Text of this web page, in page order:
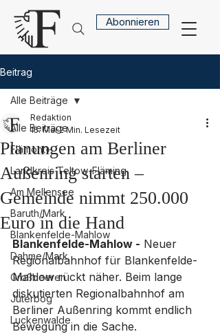
Abonnieren
Beitrag
Alle Beiträge
Flämont+
Landkreis Teltow-Fläming
Am Mellensee
Baruth/Mark
Blankenfelde-Mahlow
Dahme/Mark
Großbeeren
Jüterbog
Luckenwalde
Alle Beiträge
Planungen am Berliner
Außenring starten –
Gemeinde nimmt 250.000
Euro in die Hand
Redaktion
15. Mai 2 Min. Lesezeit
Blankenfelde-Mahlow - Neuer
Regionalbahnhof für Blankenfelde-
Mahlow rückt näher. Beim lange
diskutierten Regionalbahnhof am
Berliner Außenring kommt endlich
Bewegung in die Sache.